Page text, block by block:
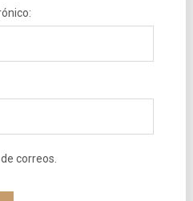
correos.